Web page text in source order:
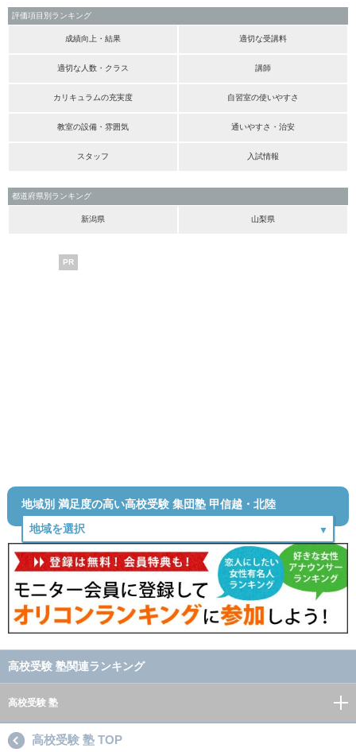
評価項目別ランキング
成績向上・結果 適切な受講料
適切な人数・クラス 講師
カリキュラムの充実度 自習室の使いやすさ
教室の設備・雰囲気 通いやすさ・治安
スタッフ 入試情報
都道府県別ランキング
新潟県 山梨県
PR
地域別 満足度の高い高校受験 集団塾 甲信越・北陸
高校受験 塾関連ランキング
高校受験 塾
高校受験 塾 TOP